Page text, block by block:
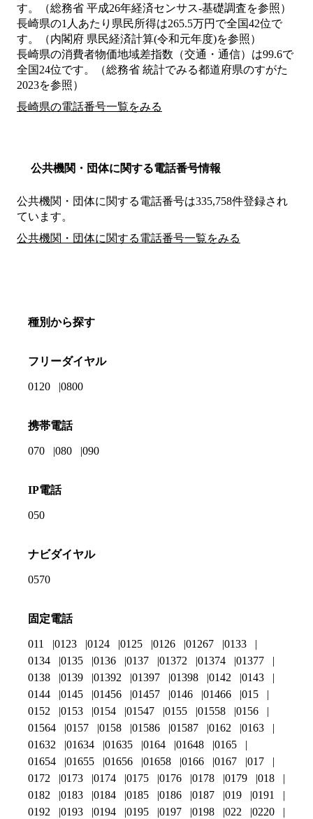
す。（総務省 平成26年経済センサス‐基礎調査を参照）
長崎県の1人あたり県民所得は265.5万円で全国42位で
す。（内閣府 県民経済計算(令和元年度)を参照）
長崎県の消費者物価地域差指数（交通・通信）は99.6で
全国24位です。（総務省 統計でみる都道府県のすがた
2023を参照）
長崎県の電話番号一覧をみる
公共機関・団体に関する電話番号情報
公共機関・団体に関する電話番号は335,758件登録され
ています。
公共機関・団体に関する電話番号一覧をみる
種別から探す
フリーダイヤル
0120 0800
携帯電話
070 080 090
IP電話
050
ナビダイヤル
0570
固定電話
011 0123 0124 0125 0126 01267
0133
0134
0135 0136 0137 01372 01374
01377
0138
0139 01392 01397 01398 0142
0143
0144
0145 01456 01457 0146 01466
015
0152
0153 0154 01547 0155 01558
0156
01564
0157 0158 01586 01587 0162
0163
01632
01634 01635 0164 01648
0165
01654
01655 01656 01658 0166 0167
017
0172
0173 0174 0175 0176 0178 0179
018
0182
0183 0184 0185 0186 0187 019
0191
0192
0193 0194 0195 0197 0198 022 0220